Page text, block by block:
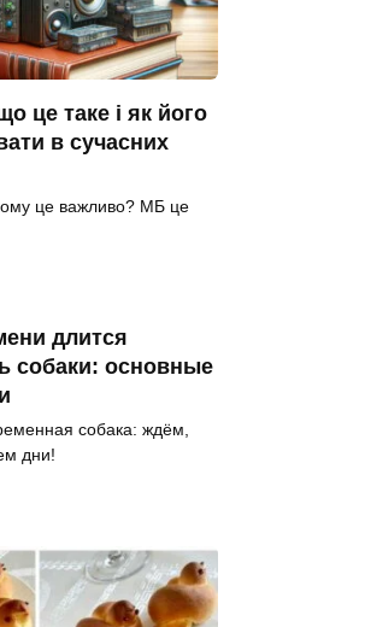
це таке і як його
в сучасних
це важливо? МБ це
длится
собаки: основные
собака: ждём,
дни!